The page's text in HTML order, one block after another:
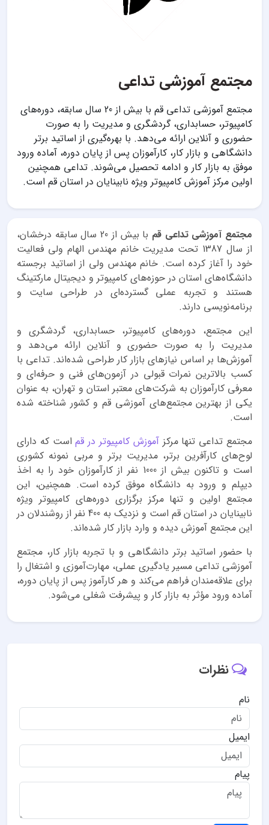
مجتمع آموزشی تداعی
مجتمع آموزشی تداعی قم با بیش از 20 سال سابقه، دوره‌های
کامپیوتر، حسابداری، گردشگری و مدیریت را به صورت
حضوری و آنلاین ارائه می‌دهد. با بهره‌گیری از اساتید برتر
دانشگاهی و بازار کار، کارآموزان پس از پایان دوره، آماده ورود
موفق به بازار کار و ادامه تحصیل می‌شوند. تداعی همچنین
اولین مرکز آموزش کامپیوتر ویژه نابینایان در استان قم است.
مجتمع آموزشی تداعی قم
با بیش از 20 سال سابقه درخشان،
از سال 1387 تحت مدیریت خانم مهندس الهام ولی فعالیت
خود را آغاز کرده است. خانم مهندس ولی از اساتید برجسته
دانشگاه‌های استان در حوزه‌های کامپیوتر و دیجیتال مارکتینگ
هستند و تجربه عملی گسترده‌ای در طراحی سایت و
برنامه‌نویسی دارند.
این مجتمع، دوره‌های کامپیوتر، حسابداری، گردشگری و
مدیریت را به صورت حضوری و آنلاین ارائه می‌دهد و
آموزش‌ها بر اساس نیازهای بازار کار طراحی شده‌اند. تداعی با
کسب بالاترین نمرات قبولی در آزمون‌های فنی و حرفه‌ای و
معرفی کارآموزان به شرکت‌های معتبر استان و تهران، به عنوان
یکی از بهترین مجتمع‌های آموزشی قم و کشور شناخته شده
است.
مجتمع تداعی تنها مرکزآموزش کامپیوتر در قماست که دارای
لوح‌های کارآفرین برتر، مدیریت برتر و مربی نمونه کشوری
است و تاکنون بیش از 1000 نفر از کارآموزان خود را به اخذ
دیپلم و ورود به دانشگاه موفق کرده است. همچنین، این
مجتمع اولین و تنها مرکز برگزاری دوره‌های کامپیوتر ویژه
نابینایان در استان قم است و نزدیک به 400 نفر از روشندلان در
این مجتمع آموزش دیده و وارد بازار کار شده‌اند.
با حضور اساتید برتر دانشگاهی و با تجربه بازار کار، مجتمع
آموزشی تداعی مسیر یادگیری عملی، مهارت‌آموزی و اشتغال را
برای علاقه‌مندان فراهم می‌کند و هر کارآموز پس از پایان دوره،
آماده ورود مؤثر به بازار کار و پیشرفت شغلی می‌شود.
نظرات
نام
ایمیل
پیام